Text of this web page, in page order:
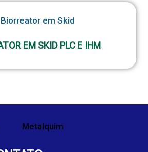
EM SKID PLC E IHM